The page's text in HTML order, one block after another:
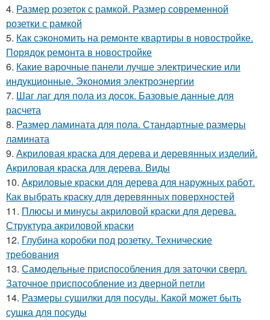
4. Размер розеток с рамкой. Размер современной
розетки с рамкой
5. Как сэкономить на ремонте квартиры в новостройке.
Порядок ремонта в новостройке
6. Какие варочные панели лучше электрические или
индукционные. Экономия электроэнергии
7. Шаг лаг для пола из досок. Базовые данные для
расчета
8. Размер ламината для пола. Стандартные размеры
ламината
9. Акриловая краска для дерева и деревянных изделий.
Акриловая краска для дерева. Виды
10. Акриловые краски для дерева для наружных работ.
Как выбрать краску для деревянных поверхностей
11. Плюсы и минусы акриловой краски для дерева.
Структура акриловой краски
12. Глубина коробки под розетку. Технические
требования
13. Самодельные приспособления для заточки сверл.
Заточное приспособление из дверной петли
14. Размеры сушилки для посуды. Какой может быть
сушка для посуды